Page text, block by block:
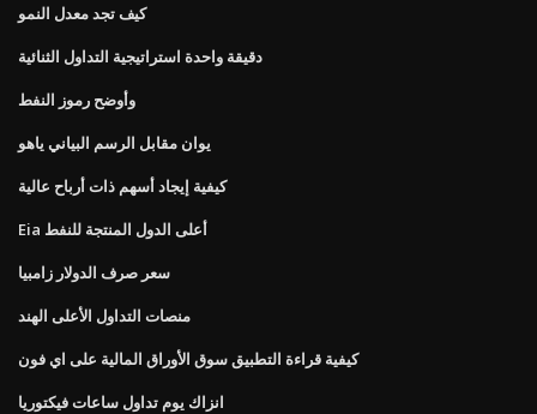
كيف تجد معدل النمو
دقيقة واحدة استراتيجية التداول الثنائية
وأوضح رموز النفط
يوان مقابل الرسم البياني ياهو
كيفية إيجاد أسهم ذات أرباح عالية
Eia أعلى الدول المنتجة للنفط
سعر صرف الدولار زامبيا
منصات التداول الأعلى الهند
كيفية قراءة التطبيق سوق الأوراق المالية على اي فون
انزاك يوم تداول ساعات فيكتوريا